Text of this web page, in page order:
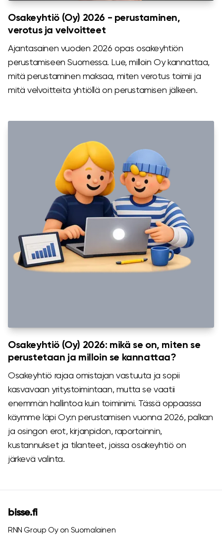
Osakeyhtiö (Oy) 2026 - perustaminen,
verotus ja velvoitteet
Ajantasainen vuoden 2026 opas osakeyhtiön
perustamiseen Suomessa. Lue, milloin Oy kannattaa,
mitä perustaminen maksaa, miten verotus toimii ja
mitä velvoitteita yhtiöllä on perustamisen jälkeen.
Osakeyhtiö (Oy) 2026: mikä se on, miten se
perustetaan ja milloin se kannattaa?
Osakeyhtiö rajaa omistajan vastuuta ja sopii
kasvavaan yritystoimintaan, mutta se vaatii
enemmän hallintoa kuin toiminimi. Tässä oppaassa
käymme läpi Oy:n perustamisen vuonna 2026, palkan
ja osingon erot, kirjanpidon, raportoinnin,
kustannukset ja tilanteet, joissa osakeyhtiö on
järkevä valinta.
bisse.fi
RNN Group Oy on Suomalainen